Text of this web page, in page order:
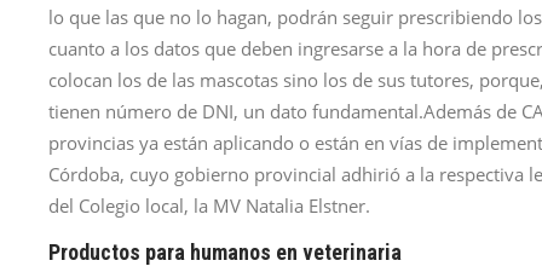
lo que las que no lo hagan, podrán seguir prescribiendo
cuanto a los datos que deben ingresarse a la hora de
colocan los de las mascotas sino los de sus tutores,
tienen número de DNI, un dato fundamental.Además de
provincias ya están aplicando o están en vías de
Córdoba, cuyo gobierno provincial adhirió a la respectiva
del Colegio local, la MV Natalia Elstner.
Productos para humanos en veterinaria